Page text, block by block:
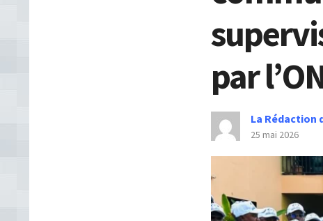
par
La Rédaction
25 mai 2026